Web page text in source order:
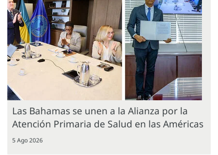
Las Bahamas se unen a la Alianza por la
Atención Primaria de Salud en las Américas
5 Ago 2026